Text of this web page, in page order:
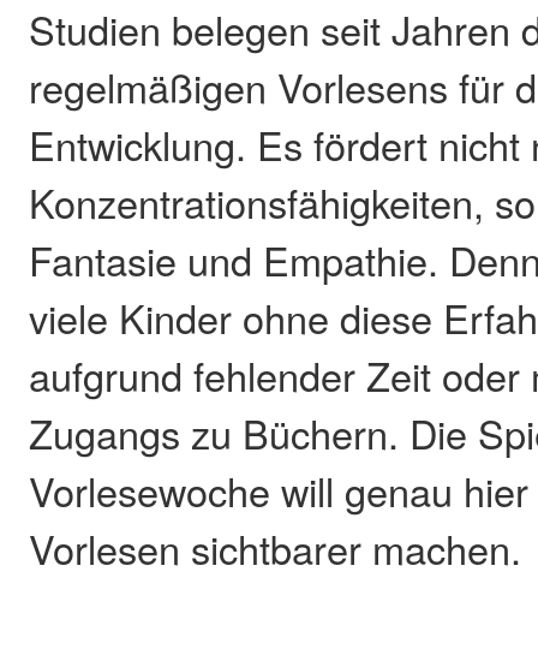
Studien belegen seit Jahren
regelmäßigen Vorlesens für
Entwicklung. Es fördert
Konzentrationsfähigkeiten,
Fantasie und Empathie.
viele Kinder ohne diese
aufgrund fehlender Zeit oder
Zugangs zu Büchern. Die
Vorlesewoche will genau
Vorlesen sichtbarer machen.